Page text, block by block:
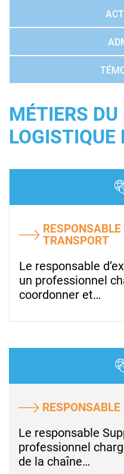
MÉTIERS
TRANSPORT
Le responsable
un professionnel
coordonner et…
Le responsable
professionnel
de la chaîne…